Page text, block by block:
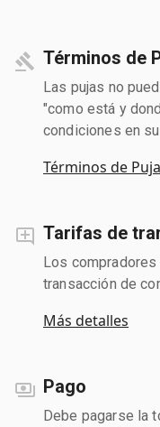
Términos de
Las pujas no
"como está y
condiciones en
Términos de
Tarifas de
Los compradores
transacción de
Más detalles
Pago
Debe pagarse la